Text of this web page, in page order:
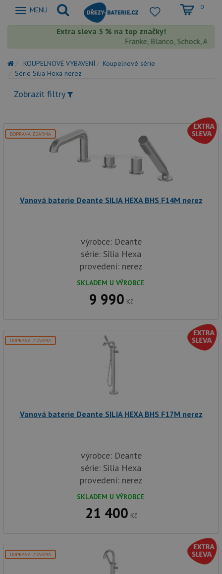
Zobrazit
MENU 0
Extra sleva 5 % na top značky!
Franke, Blanco, Schock,
KOUPELNOVÉ VYBAVENÍ
Koupelnové série
Série Silia Hexa nerez
Zobrazit filtry
DOPRAVA ZDARMA
Vanová baterie Deante SILIA HEXA BHS F14M nerez
výrobce: Deante
série: Silia Hexa
provedení: nerez
SKLADEM U VÝROBCE
9 990 Kč
DOPRAVA ZDARMA
Vanová baterie Deante SILIA HEXA BHS F17M nerez
výrobce: Deante
série: Silia Hexa
provedení: nerez
SKLADEM U VÝROBCE
21 400 Kč
DOPRAVA ZDARMA